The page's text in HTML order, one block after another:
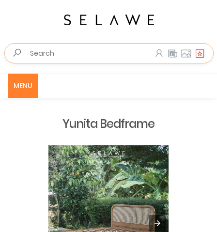
MENU
Yunita Bedframe